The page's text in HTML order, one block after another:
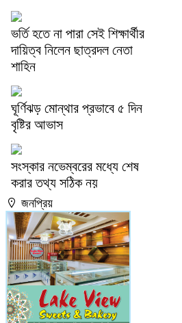
ভর্তি হতে না পারা সেই শিক্ষার্থীর
দায়িত্ব নিলেন ছাত্রদল নেতা
শাহিন
ঘূর্ণিঝড় মোন্থার প্রভাবে ৫ দিন
বৃষ্টির আভাস
সংস্কার নভেম্বরের মধ্যে শেষ
করার তথ্য সঠিক নয়
জনপ্রিয়